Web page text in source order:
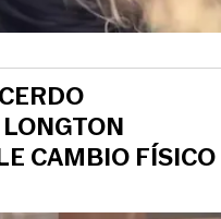
CAMBIO FÍSICO